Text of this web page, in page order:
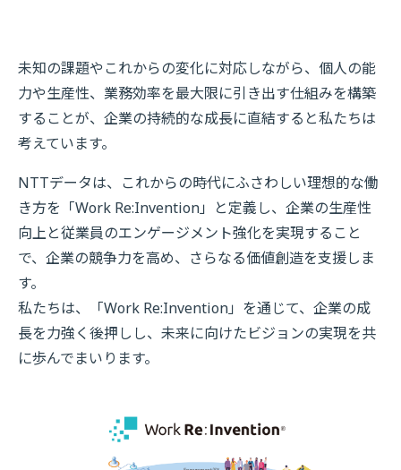
未知の課題やこれからの変化に対応しながら、個人の能
力や生産性、業務効率を最大限に引き出す仕組みを構築
することが、企業の持続的な成長に直結すると私たちは
考えています。
NTTデータは、これからの時代にふさわしい理想的な働
き方を「Work Re:Invention」と定義し、企業の生産性
向上と従業員のエンゲージメント強化を実現すること
で、企業の競争力を高め、さらなる価値創造を支援しま
す。
私たちは、「Work Re:Invention」を通じて、企業の成
長を力強く後押しし、未来に向けたビジョンの実現を共
に歩んでまいります。